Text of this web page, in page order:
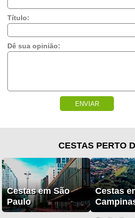
Título:
Dê sua opinião:
ENVIAR
CESTAS PERTO
Cestas em São
Paulo
Cestas